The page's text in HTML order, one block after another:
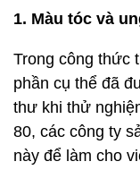
1. Màu tóc và
Trong công thức
phần cụ thể đã
thư khi thử
80, các công ty
này để làm cho